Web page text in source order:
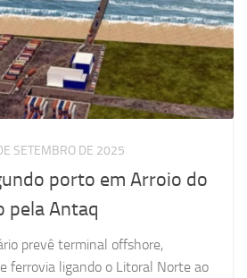
SETEMBRO DE 2025
porto em Arroio do
pela Antaq
prevê terminal offshore,
ferrovia ligando o Litoral Norte ao